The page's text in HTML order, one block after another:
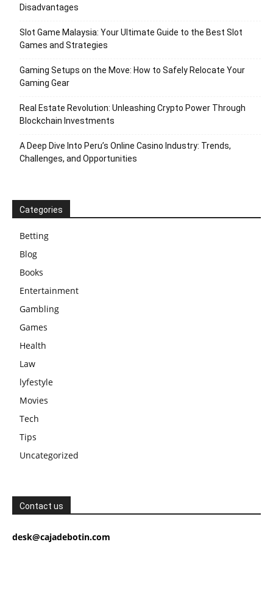
Disadvantages
Slot Game Malaysia: Your Ultimate Guide to the Best Slot
Games and Strategies
Gaming Setups on the Move: How to Safely Relocate Your
Gaming Gear
Real Estate Revolution: Unleashing Crypto Power Through
Blockchain Investments
A Deep Dive Into Peru’s Online Casino Industry: Trends,
Challenges, and Opportunities
Categories
Betting
Blog
Books
Entertainment
Gambling
Games
Health
Law
lyfestyle
Movies
Tech
Tips
Uncategorized
Contact us
desk@cajadebotin.com